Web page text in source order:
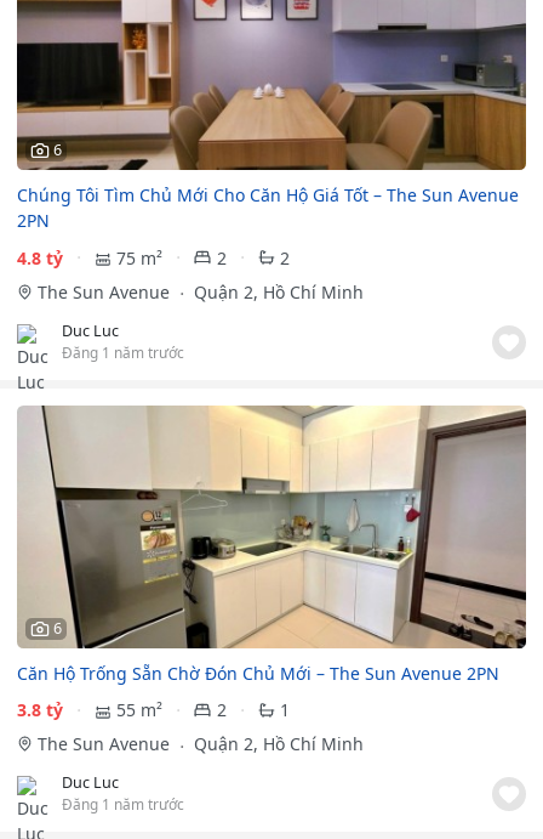
6
Chúng Tôi Tìm Chủ Mới Cho Căn Hộ Giá Tốt – The Sun Avenue
2PN
4.8 tỷ
75 m² 2
2
The Sun Avenue
Quận 2, Hồ Chí Minh
Duc Luc
Đăng 1 năm trước
6
Căn Hộ Trống Sẵn Chờ Đón Chủ Mới – The Sun Avenue 2PN
3.8 tỷ
55 m² 2
1
The Sun Avenue
Quận 2, Hồ Chí Minh
Duc Luc
Đăng 1 năm trước